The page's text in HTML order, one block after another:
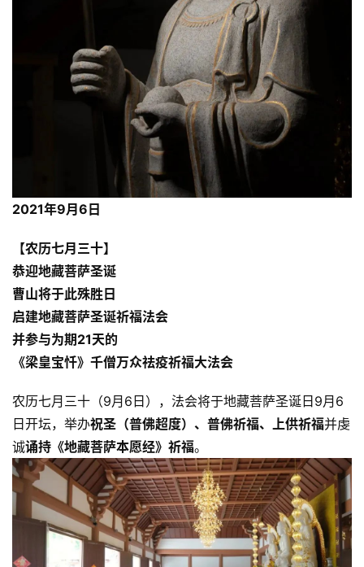
2021年9月6日
【农历七月三十】
恭迎地藏菩萨圣诞
曹山将于此殊胜日
启建地藏菩萨圣诞祈福法会
并参与为期21天的
《梁皇宝忏》 千僧万众祛疫祈福大法会
农历七月三十（9月6日），法会将于地藏菩萨圣诞日9月6
日开坛，举办祝圣（普佛超度）、普佛祈福、上供祈福并虔
诚诵持《地藏菩萨本愿经》祈福。